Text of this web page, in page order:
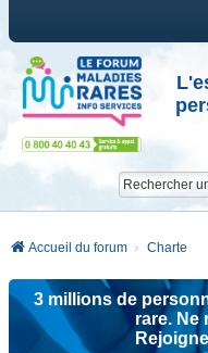
Accueil du forum Charte
3 millions de
rare. Ne